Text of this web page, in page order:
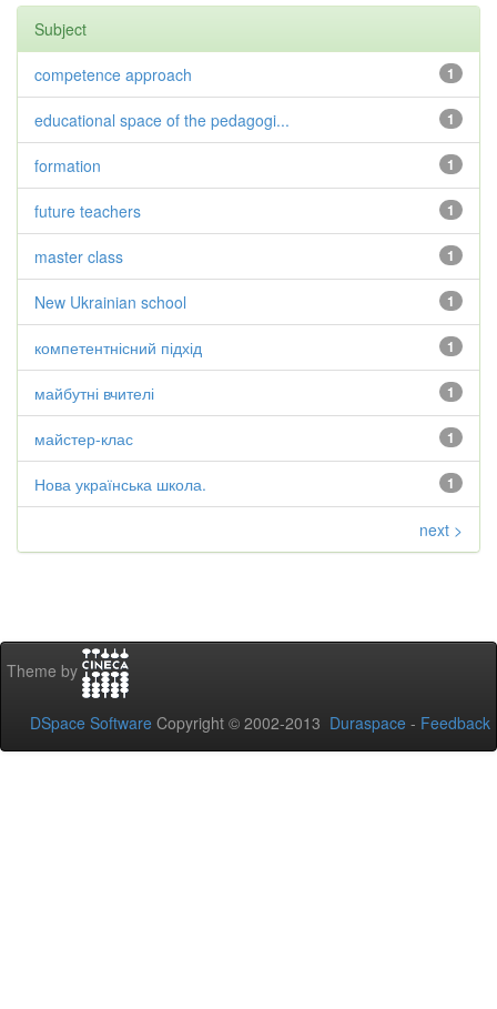
Subject
1
competence approach
1
educational space of the pedagogi...
1
formation
1
future teachers
1
master class
1
New Ukrainian school
1
компетентнісний підхід
1
майбутні вчителі
1
майстер-клас
1
Нова українська школа.
next >
Theme by
DSpace Software Copyright © 2002-2013 Duraspace - Feedback